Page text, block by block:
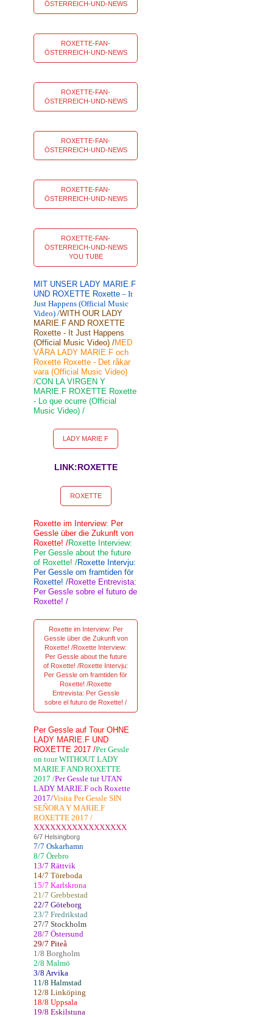
ÖSTERREICH-UND-NEWS
ROXETTE-FAN-
ÖSTERREICH-UND-NEWS
ROXETTE-FAN-
ÖSTERREICH-UND-NEWS
ROXETTE-FAN-
ÖSTERREICH-UND-NEWS
ROXETTE-FAN-
ÖSTERREICH-UND-NEWS
ROXETTE-FAN-
ÖSTERREICH-UND-NEWS
YOU TUBE
MIT UNSER LADY MARIE.F
UND ROXETTE Roxette – It
Just Happens (Official Music
Video) /WITH OUR LADY
MARIE.F AND ROXETTE
Roxette - It Just Happens
(Official Music Video) /MED
VÅRA LADY MARIE.F och
Roxette Roxette - Det råkar
vara (Official Music Video)
/CON LA VIRGEN Y
MARIE.F ROXETTE Roxette
- Lo que ocurre (Official
Music Video) /
LADY MARIE F
LINK:ROXETTE
ROXETTE
Roxette im Interview: Per
Gessle über die Zukunft von
Roxette! /Roxette Interview:
Per Gessle about the future
of Roxette! /Roxette Intervju:
Per Gessle om framtiden för
Roxette! /Roxette Entrevista:
Per Gessle sobre el futuro de
Roxette! /
Roxette im Interview: Per
Gessle über die Zukunft von
Roxette! /Roxette Interview:
Per Gessle about the future
of Roxette! /Roxette Intervju:
Per Gessle om framtiden för
Roxette! /Roxette
Entrevista: Per Gessle
sobre el futuro de Roxette! /
Per Gessle auf Tour OHNE
LADY MARIE.F UND
ROXETTE 2017 /Per Gessle
on tour WITHOUT LADY
MARIE.F AND ROXETTE
2017 /Per Gessle tur UTAN
LADY MARIE.F och Roxette
2017/Visita Per Gessle SIN
SEÑORA Y MARIE.F
ROXETTE 2017 /
XXXXXXXXXXXXXXXXX
6/7 Helsingborg
7/7 Oskarhamn
8/7 Örebro
13/7 Rättvik
14/7 Töreboda
15/7 Karlskrona
21/7 Grebbestad
22/7 Göteborg
23/7 Fredrikstad
27/7 Stockholm
28/7 Östersund
29/7 Piteå
1/8 Borgholm
2/8 Malmö
3/8 Arvika
11/8 Halmstad
12/8 Linköping
18/8 Uppsala
19/8 Eskilstuna